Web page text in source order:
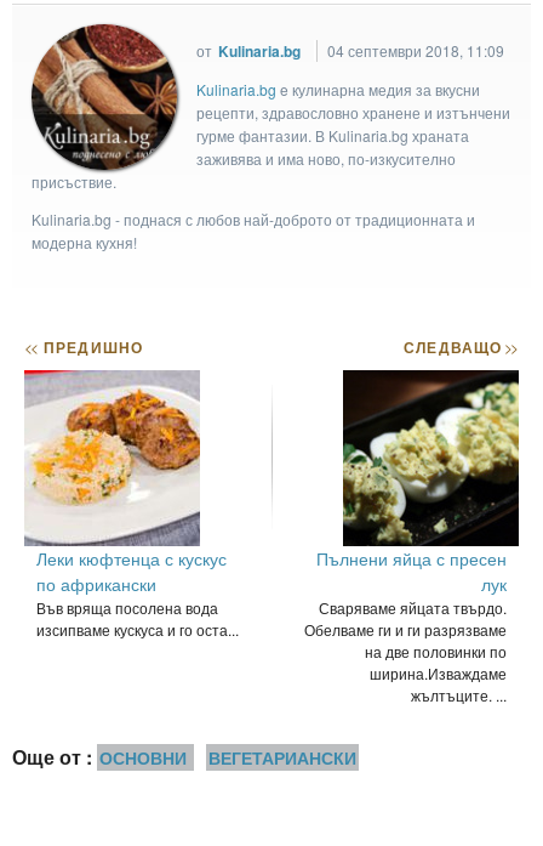
от Kulinaria.bg
04 септември 2018, 11:09
Kulinaria.bg e кулинарна медия за вкусни
рецепти, здравословно хранене и изтънчени
гурме фантазии. В Kulinaria.bg храната
заживява и има ново, по-изкусително
присъствие.
Kulinaria.bg - поднася с любов най-доброто от традиционната и
модерна кухня!
<< ПРЕДИШНО
Леки кюфтенца с кускус
по африкански
Във вряща посолена вода
изсипваме кускуса и го оста...
СЛЕДВАЩО>>
Пълнени яйца с пресен
лук
Сваряваме яйцата твърдо.
Обелваме ги и ги разрязваме
на две половинки по
ширина.Изваждаме
жълтъците. ...
Още от : ОСНОВНИ ВЕГЕТАРИАНСКИ